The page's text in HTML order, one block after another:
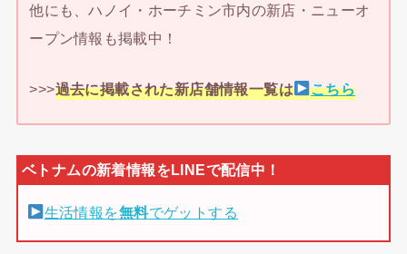
他にも、ハノイ・ホーチミン市内の新店・ニューオ
ープン情報も掲載中！
>>>過去に掲載された新店舗情報一覧は こちら
生活情報を無料でゲットする